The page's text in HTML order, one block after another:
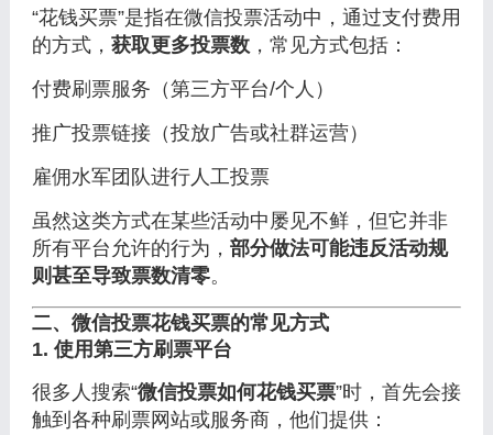
“花钱买票”是指在微信投票活动中，通过支付费用
的方式， 获取更多投票数，常见方式包括：
付费刷票服务（第三方平台/个人）
推广投票链接（投放广告或社群运营）
雇佣水军团队进行人工投票
虽然这类方式在某些活动中屡见不鲜，但它并非
所有平台允许的行为， 部分做法可能违反活动规
则甚至导致票数清零。
二、微信投票花钱买票的常见方式
1. 使用第三方刷票平台
很多人搜索“微信投票如何花钱买票”时，首先会接
触到各种刷票网站或服务商，他们提供：